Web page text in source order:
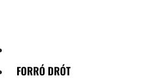
FORRÓ DRÓT